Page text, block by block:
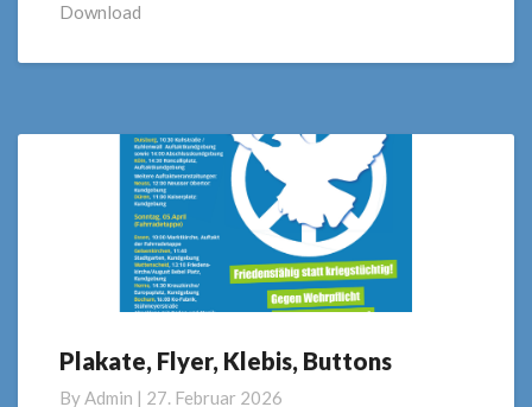
Download
Plakate,
Plakate, Flyer, Klebis, Buttons
ByAdmin | 27. Februar 2026